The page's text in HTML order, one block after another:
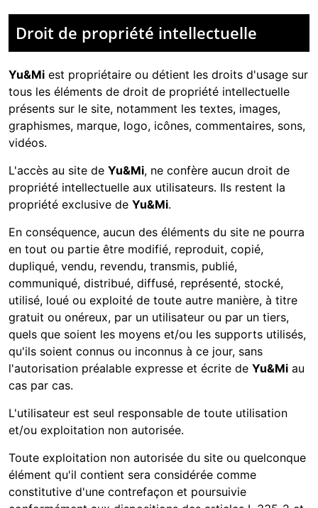
Droit de propriété intellectuelle
Yu&Mi est propriétaire ou détient les droits d'usage sur
tous les éléments de droit de propriété intellectuelle
présents sur le site, notamment les textes, images,
graphismes, marque, logo, icônes, commentaires, sons,
vidéos.
L'accès au site de Yu&Mi, ne confère aucun droit de
propriété intellectuelle aux utilisateurs. Ils restent la
propriété exclusive de Yu&Mi.
En conséquence, aucun des éléments du site ne pourra
en tout ou partie être modifié, reproduit, copié,
dupliqué, vendu, revendu, transmis, publié,
communiqué, distribué, diffusé, représenté, stocké,
utilisé, loué ou exploité de toute autre manière, à titre
gratuit ou onéreux, par un utilisateur ou par un tiers,
quels que soient les moyens et/ou les supports utilisés,
qu'ils soient connus ou inconnus à ce jour, sans
l'autorisation préalable expresse et écrite de Yu&Mi au
cas par cas.
L'utilisateur est seul responsable de toute utilisation
et/ou exploitation non autorisée.
Toute exploitation non autorisée du site ou quelconque
élément qu'il contient sera considérée comme
constitutive d'une contrefaçon et poursuivie